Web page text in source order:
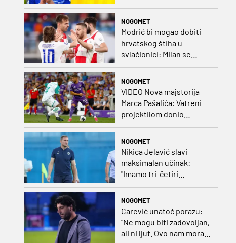
NOGOMET
Modrić bi mogao dobiti
hrvatskog štiha u
svlačionici: Milan se
raspituje za usluge
NOGOMET
VIDEO Nova majstorija
Marca Pašalića: Vatreni
projektilom donio
vodstvo pa igru napustio
NOGOMET
Nikica Jelavić slavi
maksimalan učinak:
"Imamo tri-četiri
NOGOMET
Carević unatoč porazu:
"Ne mogu biti zadovoljan,
ali ni ljut. Ovo nam mora